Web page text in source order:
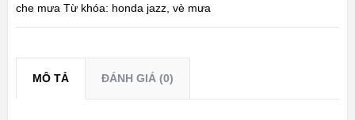
che mưa Từ khóa: honda jazz, vè mưa
MÔ TẢ ĐÁNH GIÁ (0)